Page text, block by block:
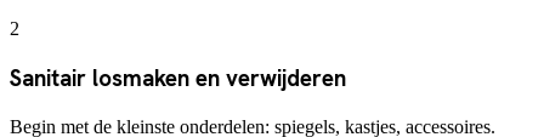
2
Sanitair losmaken en verwijderen
Begin met de kleinste onderdelen: spiegels, kastjes, accessoires.